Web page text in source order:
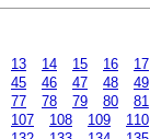
13 14 15 16 17
45 46 47 48 49
77 78 79 80 81
107 108 109 110